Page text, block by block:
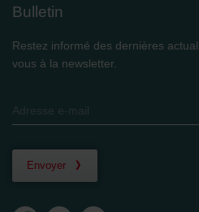
Bulletin
Restez informé des dernières
vous à la newsletter.
Envoyer